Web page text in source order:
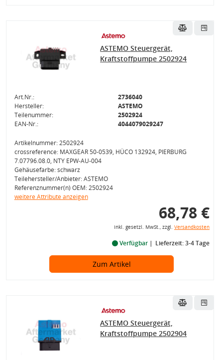
ASTEMO Steuergerät,
Kraftstoffpumpe 2502924
Art.Nr.:
2736040
Hersteller:
ASTEMO
Teilenummer:
2502924
EAN-Nr.:
4044079029247
Artikelnummer: 2502924
crossreference: MAXGEAR 50-0539, HÜCO 132924, PIERBURG
7.07796.08.0, NTY EPW-AU-004
Gehäusefarbe: schwarz
Teilehersteller/Anbieter: ASTEMO
Referenznummer(n) OEM: 2502924
weitere Attribute anzeigen
68,78 €
inkl. gesetzl. MwSt., zzgl. Versandkosten
Verfügbar Lieferzeit: 3-4 Tage
Zum Artikel
ASTEMO Steuergerät,
Kraftstoffpumpe 2502904